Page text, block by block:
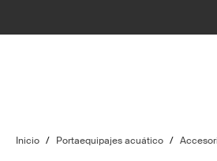
Inicio / Portaequipajes acuático /